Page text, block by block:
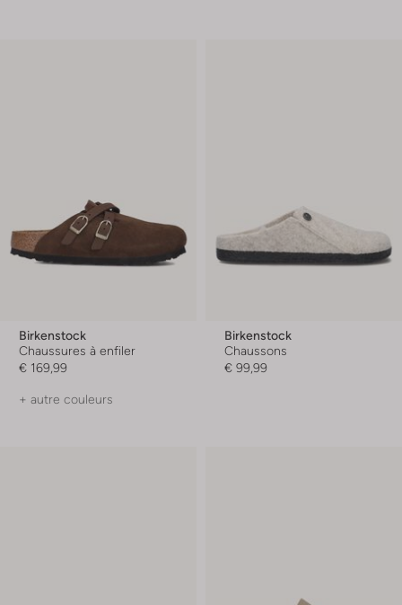
Birkenstock
Chaussures à enfiler
€ 169,99
+ autre couleurs
Birkenstock
Chaussons
€ 99,99